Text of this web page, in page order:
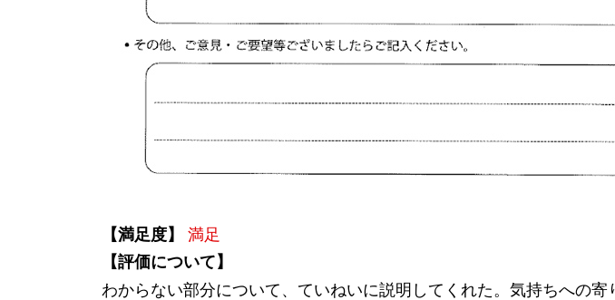
【満足度】
満足
【評価について】
わからない部分について、ていねいに説明してくれた。気持ちへの寄